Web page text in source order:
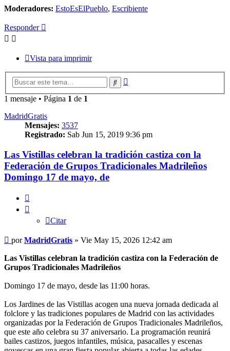
Moderadores: EstoEsElPueblo, Escribiente
Responder
Vista para imprimir
Buscar
1 mensaje • Página 1 de 1
MadridGratis
Mensajes: 3537
Registrado: Sab Jun 15, 2019 9:36 pm
Las Vistillas celebran la tradición castiza con la
Federación de Grupos Tradicionales Madrileños
Domingo 17 de mayo, de
Citar
Mensaje
porMadridGratis » Vie May 15, 2026 12:42 am
Las Vistillas celebran la tradición castiza con la Federación de
Grupos Tradicionales Madrileños
Domingo 17 de mayo, desde las 11:00 horas.
Los Jardines de las Vistillas acogen una nueva jornada dedicada al
folclore y las tradiciones populares de Madrid con las actividades
organizadas por la Federación de Grupos Tradicionales Madrileños,
que este año celebra su 37 aniversario. La programación reunirá
bailes castizos, juegos infantiles, música, pasacalles y escenas